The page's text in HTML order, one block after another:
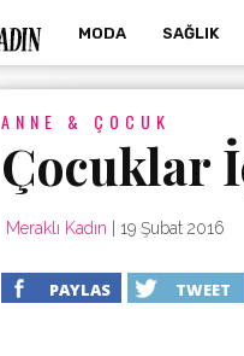
MODA SAĞLIK
ANNE & ÇOCUK
Çocuklar
Meraklı Kadın 19 Şubat 2016
PAYLAS TWEET